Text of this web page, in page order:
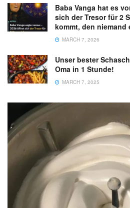
Baba Vanga hat es
sich der Tresor für 2
kommt, den
MARCH 7, 2026
Unser bester
Oma in 1 Stunde!
MARCH 7, 2025